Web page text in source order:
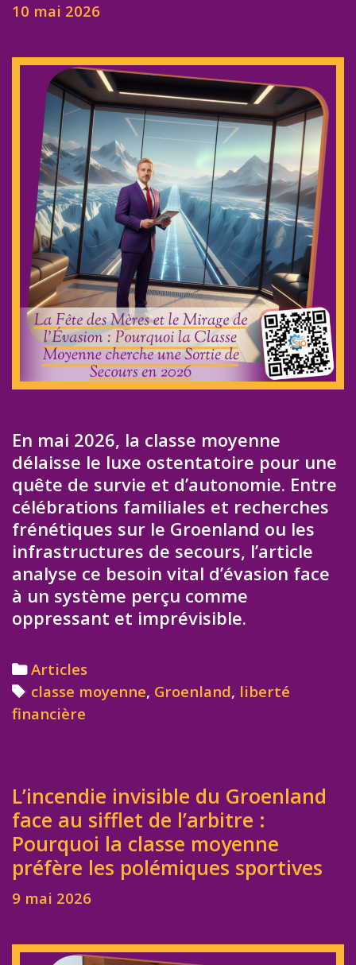
10 mai 2026
En mai 2026, la classe moyenne
délaisse le luxe ostentatoire pour une
quête de survie et d’autonomie. Entre
célébrations familiales et recherches
frénétiques sur le Groenland ou les
infrastructures de secours, l’article
analyse ce besoin vital d’évasion face
à un système perçu comme
oppressant et imprévisible.
Categories
Articles
Tags
classe moyenne, Groenland, liberté
financière
L’incendie invisible du Groenland
face au sifflet de l’arbitre :
Pourquoi la classe moyenne
préfère les polémiques sportives
9 mai 2026